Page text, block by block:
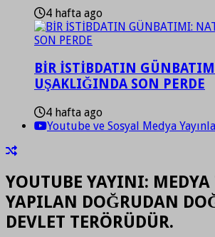
4 hafta ago
BİR İSTİBDATIN
UŞAKLIĞINDA SON PERDE
4 hafta ago
Youtube ve Sosyal Medya
YOUTUBE YAYINI: MEDYA
YAPILAN DOĞRUDAN
DEVLET TERÖRÜDÜR.